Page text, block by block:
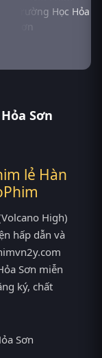
Sơn
lẻ Hàn
High)
hấp dẫn và
Sơn miễn
ký, chất